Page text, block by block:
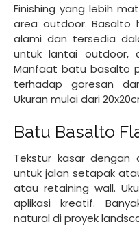
Finishing yang lebih
area outdoor. Basalto
alami dan tersedia
untuk lantai outdoor,
Manfaat batu basalto
terhadap goresan
Ukuran mulai dari
Batu Basalto
Tekstur kasar dengan
untuk jalan setapak
atau retaining wall.
aplikasi kreatif.
natural di proyek